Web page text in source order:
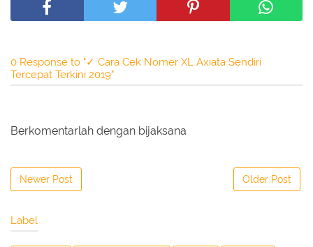
0 Response to "✓ Cara Cek Nomer XL Axiata Sendiri
Tercepat Terkini 2019"
Berkomentarlah dengan bijaksana
Newer Post Older Post
Label